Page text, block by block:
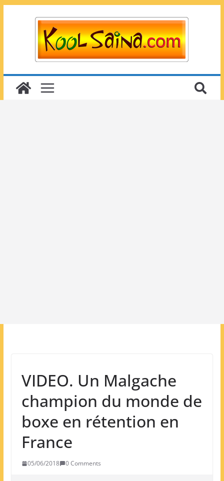
VIDEO. Un Malgache
champion du monde de
boxe en rétention en
France
05/06/2018 0 Comments